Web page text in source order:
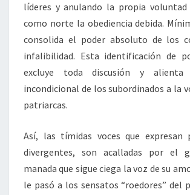
líderes y anulando la propia
como norte la obediencia debida.
consolida el poder absoluto de los
infalibilidad. Esta identificación de
excluye toda discusión y alienta
incondicional de los subordinados a la
patriarcas.
Así, las tímidas voces que expresan
divergentes, son acalladas por el
manada que sigue ciega la voz de su
le pasó a los sensatos “roedores” del